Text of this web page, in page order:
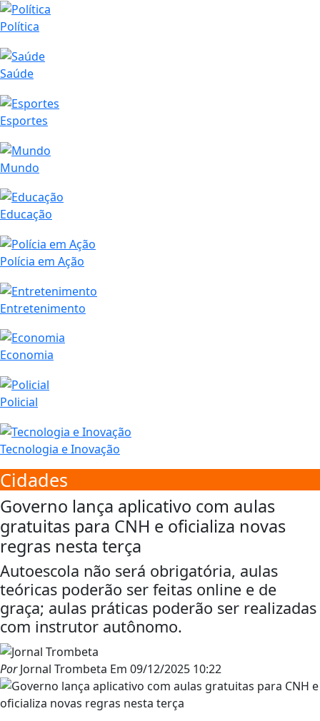
Política
Saúde
Esportes
Mundo
Educação
Polícia em Ação
Entretenimento
Economia
Policial
Tecnologia e Inovação
Cidades
Governo lança aplicativo com aulas
gratuitas para CNH e oficializa novas
regras nesta terça
Autoescola não será obrigatória, aulas
teóricas poderão ser feitas online e de
graça; aulas práticas poderão ser realizadas
com instrutor autônomo.
PorJornal Trombeta Em 09/12/2025 10:22